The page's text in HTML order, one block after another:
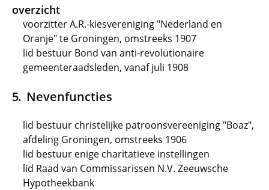
overzicht
voorzitter A.R.-kiesvereniging "Nederland en
Oranje" te Groningen, omstreeks 1907
lid bestuur Bond van anti-revolutionaire
gemeenteraadsleden, vanaf juli 1908
Nevenfuncties
lid bestuur christelijke patroonsvereeniging "Boaz",
afdeling Groningen, omstreeks 1906
lid bestuur enige charitatieve instellingen
lid Raad van Commissarissen N.V. Zeeuwsche
Hypotheekbank